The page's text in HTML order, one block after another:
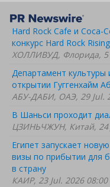
Hard Rock Cafe и Coca-
конкурс Hard Rock
ХОЛЛИВУД, Флорида, 5
Департамент
открытии Гуггенхайм
АБУ-ДАБИ, ОАЭ, 29 Jul.
В Шаньси проходит
ЦЗИНЬЧЖУН, Китай, 24
Египет запускает
визы по прибытии для
в страну
КАИР, 23 Jul. 2026